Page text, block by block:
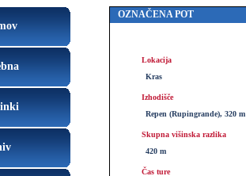
OZNAČENA POT
Lokacija
Kras
Izhodišče
Repen (Rupingrande), 320 m
Skupna višinska razlika
420 m
Čas ture